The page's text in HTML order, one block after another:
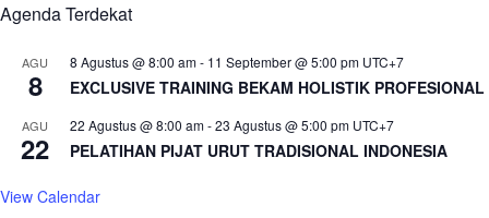
Agenda Terdekat
AGU
8
8 Agustus @ 8:00 am- 11 September @ 5:00 pm UTC+7
EXCLUSIVE TRAINING BEKAM HOLISTIK PROFESIONAL
AGU
22
22 Agustus @ 8:00 am-23 Agustus @ 5:00 pm UTC+7
PELATIHAN PIJAT URUT TRADISIONAL INDONESIA
View Calendar